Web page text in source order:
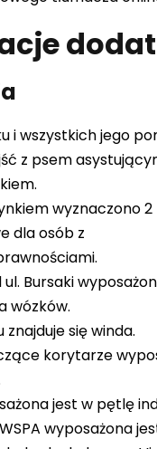
i wszystkich jego
z psem
wyznaczono
dla osób z
ul. Bursaki
wózków.
znajduje się winda.
korytarze
jest w pętlę
wyposażona